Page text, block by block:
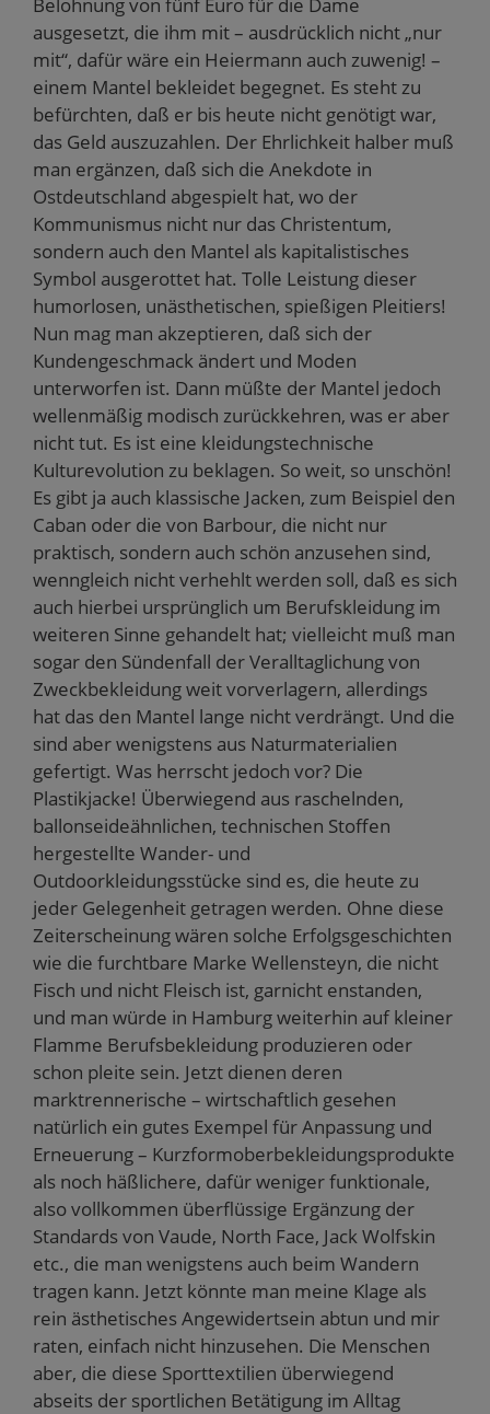
ausgesetzt, die ihm mit – ausdrücklich nicht „nur
mit“, dafür wäre ein Heiermann auch zuwenig! –
einem Mantel bekleidet begegnet. Es steht zu
befürchten, daß er bis heute nicht genötigt war,
das Geld auszuzahlen. Der Ehrlichkeit halber muß
man ergänzen, daß sich die Anekdote in
Ostdeutschland abgespielt hat, wo der
Kommunismus nicht nur das Christentum,
sondern auch den Mantel als kapitalistisches
Symbol ausgerottet hat. Tolle Leistung dieser
humorlosen, unästhetischen, spießigen Pleitiers!
Nun mag man akzeptieren, daß sich der
Kundengeschmack ändert und Moden
unterworfen ist. Dann müßte der Mantel jedoch
wellenmäßig modisch zurückkehren, was er aber
nicht tut. Es ist eine kleidungstechnische
Kulturevolution zu beklagen. So weit, so unschön!
Es gibt ja auch klassische Jacken, zum Beispiel den
Caban oder die von Barbour, die nicht nur
praktisch, sondern auch schön anzusehen sind,
wenngleich nicht verhehlt werden soll, daß es sich
auch hierbei ursprünglich um Berufskleidung im
weiteren Sinne gehandelt hat; vielleicht muß man
sogar den Sündenfall der Veralltaglichung von
Zweckbekleidung weit vorverlagern, allerdings
hat das den Mantel lange nicht verdrängt. Und die
sind aber wenigstens aus Naturmaterialien
gefertigt. Was herrscht jedoch vor? Die
Plastikjacke! Überwiegend aus raschelnden,
ballonseideähnlichen, technischen Stoffen
hergestellte Wander- und
Outdoorkleidungsstücke sind es, die heute zu
jeder Gelegenheit getragen werden. Ohne diese
Zeiterscheinung wären solche Erfolgsgeschichten
wie die furchtbare Marke Wellensteyn, die nicht
Fisch und nicht Fleisch ist, garnicht enstanden,
und man würde in Hamburg weiterhin auf kleiner
Flamme Berufsbekleidung produzieren oder
schon pleite sein. Jetzt dienen deren
marktrennerische – wirtschaftlich gesehen
natürlich ein gutes Exempel für Anpassung und
Erneuerung – Kurzformoberbekleidungsprodukte
als noch häßlichere, dafür weniger funktionale,
also vollkommen überflüssige Ergänzung der
Standards von Vaude, North Face, Jack Wolfskin
etc., die man wenigstens auch beim Wandern
tragen kann. Jetzt könnte man meine Klage als
rein ästhetisches Angewidertsein abtun und mir
raten, einfach nicht hinzusehen. Die Menschen
aber, die diese Sporttextilien überwiegend
abseits der sportlichen Betätigung im Alltag